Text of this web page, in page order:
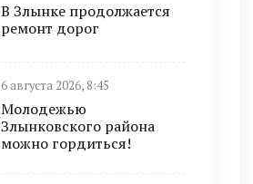
В Злынке продолжается
ремонт дорог
6 августа 2026, 8:45
Молодежью
Злынковского района
можно гордиться!